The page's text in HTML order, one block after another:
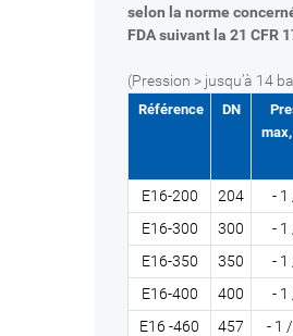
selon la norme
FDA suivant la 21 CFR
(Pression > jusqu’à 14
Référence DN
E16-200 204 - 1
E16-300
300 - 1
E16-350
350 - 1
E16-400
400 - 1
E16 -460
457 - 1